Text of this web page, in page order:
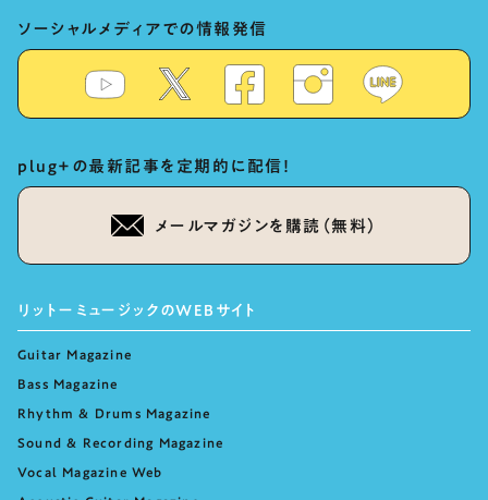
ソーシャルメディアでの情報発信
plug+の最新記事を定期的に配信！
メールマガジンを購読（無料）
リットーミュージックのWEBサイト
Guitar Magazine
Bass Magazine
Rhythm & Drums Magazine
Sound & Recording Magazine
Vocal Magazine Web